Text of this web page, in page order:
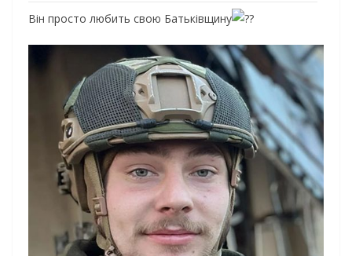
Він просто любить свою Батьківщину